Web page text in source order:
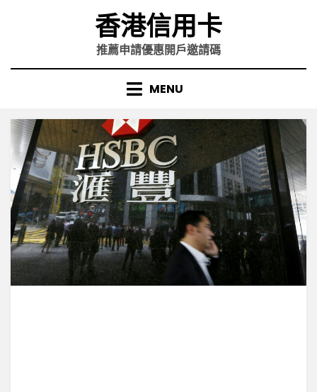
香港信用卡
推薦申請優惠開戶邀請碼
MENU